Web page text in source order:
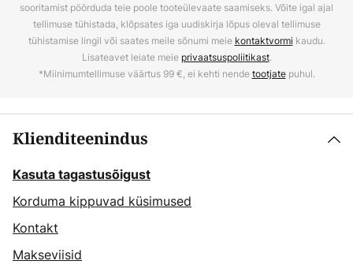
sooritamist pöörduda teie poole tooteülevaate saamiseks. Võite igal ajal
tellimuse tühistada, klõpsates iga uudiskirja lõpus oleval tellimuse
tühistamise lingil või saates meile sõnumi meie kontaktvormi kaudu.
Lisateavet leiate meie privaatsuspoliitikast.
*Miinimumtellimuse väärtus 99 €, ei kehti nendetootjatepuhul.
Klienditeenindus
Kasuta tagastusõigust
Korduma kippuvad küsimused
Kontakt
Makseviisid